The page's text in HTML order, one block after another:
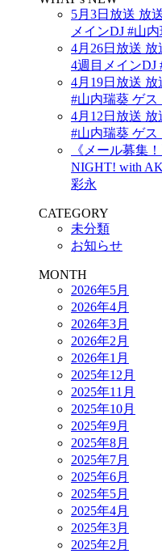
5月3日放送 放
メインDJ #山
4月26日放送 放
4週目メインDJ
4月19日放送 放
#山内瑞葵 ゲス
4月12日放送 放
#山内瑞葵 ゲス
《メール募集
NIGHT! with
彩永
CATEGORY
未分類
お知らせ
MONTH
2026年5月
2026年4月
2026年3月
2026年2月
2026年1月
2025年12月
2025年11月
2025年10月
2025年9月
2025年8月
2025年7月
2025年6月
2025年5月
2025年4月
2025年3月
2025年2月